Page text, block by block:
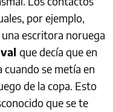
por ejemplo,
escritora noruega
que decía que en
cuando se metía en
de la copa. Esto
que se te